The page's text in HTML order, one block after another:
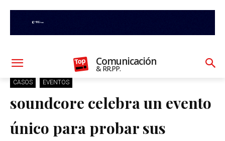
Comunicación
& RR.PP.
CASOS EVENTOS
soundcore celebra un evento
único para probar sus